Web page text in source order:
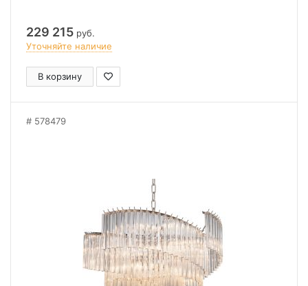
229 215 руб.
Уточняйте наличие
В корзину
578479